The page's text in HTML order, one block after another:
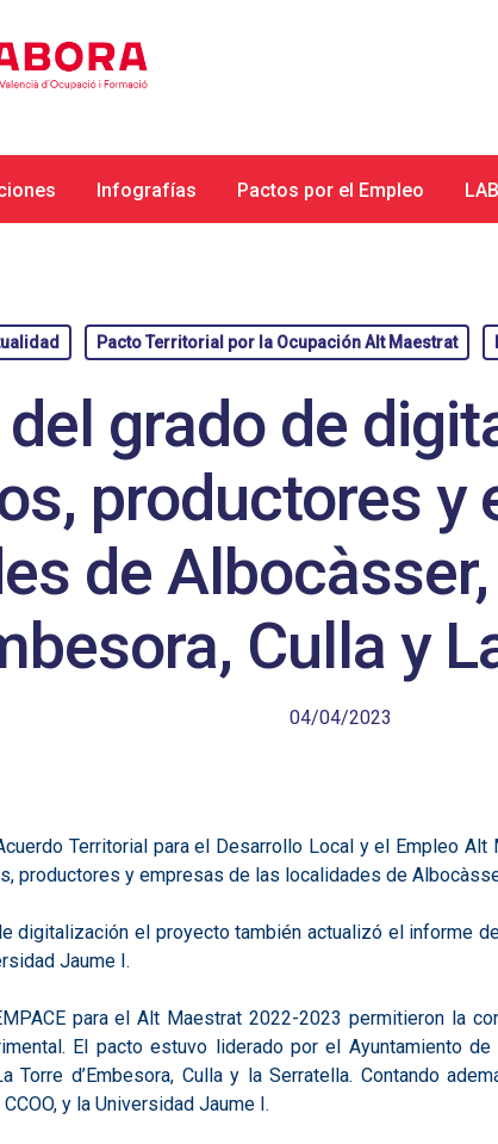
Infografías Pactos por el Empleo
Pacto Territorial por la Ocupación Alt Maestrat
grado de
productores y
de
Culla y
04/04/2023
Territorial para el Desarrollo Local y el Empleo
productores y empresas de las localidades de
digitalización el proyecto también actualizó el informe
Jaume I.
para el Alt Maestrat 2022-2023 permitieron la
El pacto estuvo liderado por el Ayuntamiento
Torre d’Embesora, Culla y la Serratella. Contando
y la Universidad Jaume I.